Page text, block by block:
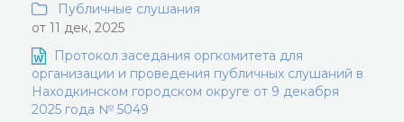
Публичные слушания
от 11 дек, 2025
Протокол заседания оргкомитета для
организации и проведения публичных слушаний в
Находкинском городском округе от 9 декабря
2025 года № 5049